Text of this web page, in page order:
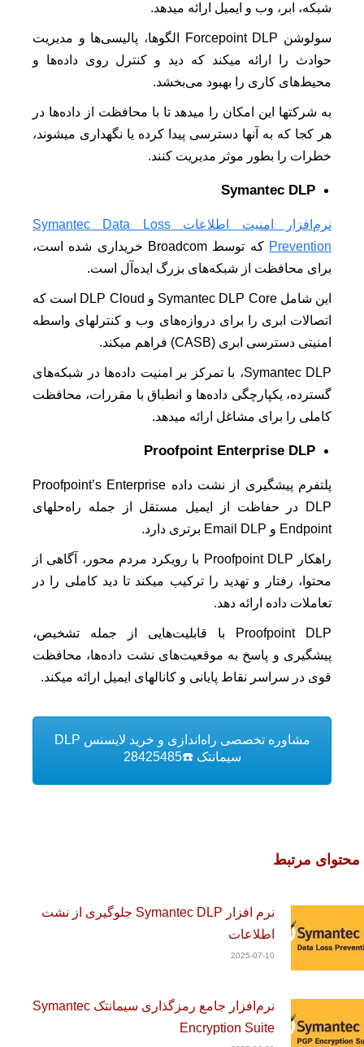
شبکه، ابر، وب و ایمیل ارائه میدهد.
سولوشن Forcepoint DLP الگوها، پالیسی‌ها و مدیریت
حوادث را ارائه میکند که دید و کنترل روی داده‌ها و
محیط‌های کاری را بهبود می‌بخشد.
به شرکتها این امکان را میدهد تا با محافظت از داده‌ها در
هر کجا که به آنها دسترسی پیدا کرده یا نگهداری میشوند،
خطرات را بطور موثر مدیریت کنند.
Symantec DLP
نرم‌افزار امنیت اطلاعات Symantec Data Loss
Prevention
که توسط Broadcom خریداری شده است،
برای محافظت از شبکه‌های بزرگ ایده‌آل است.
این شامل Symantec DLP Core و DLP Cloud است که
اتصالات ابری را برای دروازه‌های وب و کنترلهای واسطه
امنیتی دسترسی ابری (CASB) فراهم میکند.
Symantec DLP، با تمرکز بر امنیت داده‌ها در شبکه‌های
گسترده، یکپارچگی داده‌ها و انطباق با مقررات، محافظت
کاملی را برای مشاغل ارائه میدهد.
Proofpoint Enterprise DLP
پلتفرم پیشگیری از نشت داده Proofpoint’s Enterprise
DLP در حفاظت از ایمیل مستقل از جمله راه‌حلهای
Endpoint و Email DLP برتری دارد.
راهکار Proofpoint DLP با رویکرد مردم محور، آگاهی از
محتوا، رفتار و تهدید را ترکیب میکند تا دید کاملی را در
تعاملات داده ارائه دهد.
Proofpoint DLP با قابلیت‌هایی از جمله تشخیص،
پیشگیری و پاسخ به موقعیت‌های نشت داده‌ها، محافظت
قوی در سراسر نقاط پایانی و کانالهای ایمیل ارائه میکند.
مشاوره تخصصی راه‌اندازی و خرید لایسنس DLP
سیمانتک ☎️28425485
محتوای مرتبط
نرم افزار Symantec DLP جلوگیری از نشت
اطلاعات
2025-07-10
نرم‌افزار جامع رمزگذاری سیمانتک Symantec
Encryption Suite